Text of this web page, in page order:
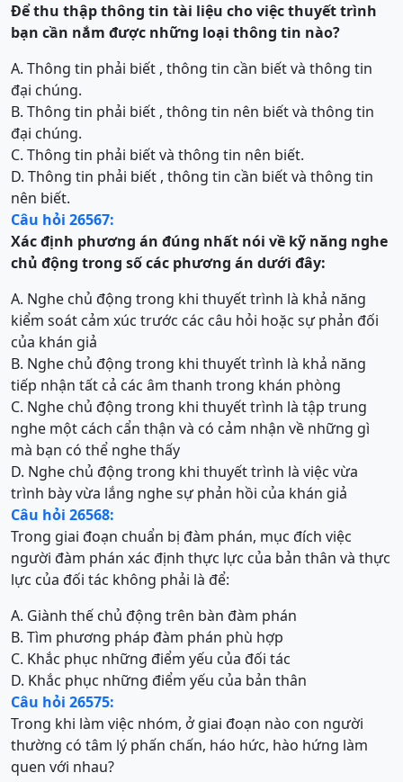
Để thu thập thông tin tài liệu cho việc thuyết trình
bạn cần nắm được những loại thông tin nào?
A. Thông tin phải biết , thông tin cần biết và thông tin
đại chúng.
B. Thông tin phải biết , thông tin nên biết và thông tin
đại chúng.
C. Thông tin phải biết và thông tin nên biết.
D. Thông tin phải biết , thông tin cần biết và thông tin
nên biết.
Câu hỏi 26567:
Xác định phương án đúng nhất nói về kỹ năng nghe
chủ động trong số các phương án dưới đây:
A. Nghe chủ động trong khi thuyết trình là khả năng
kiểm soát cảm xúc trước các câu hỏi hoặc sự phản đối
của khán giả
B. Nghe chủ động trong khi thuyết trình là khả năng
tiếp nhận tất cả các âm thanh trong khán phòng
C. Nghe chủ động trong khi thuyết trình là tập trung
nghe một cách cẩn thận và có cảm nhận về những gì
mà bạn có thể nghe thấy
D. Nghe chủ động trong khi thuyết trình là việc vừa
trình bày vừa lắng nghe sự phản hồi của khán giả
Câu hỏi 26568:
Trong giai đoạn chuẩn bị đàm phán, mục đích việc
người đàm phán xác định thực lực của bản thân và thực
lực của đối tác không phải là để:
A. Giành thế chủ động trên bàn đàm phán
B. Tìm phương pháp đàm phán phù hợp
C. Khắc phục những điểm yếu của đối tác
D. Khắc phục những điểm yếu của bản thân
Câu hỏi 26575:
Trong khi làm việc nhóm, ở giai đoạn nào con người
thường có tâm lý phấn chấn, háo hức, hào hứng làm
quen với nhau?